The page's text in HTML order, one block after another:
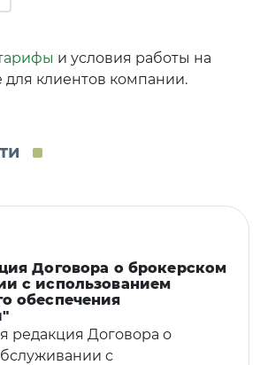
и условия работы на
клиентов компании.
Договора о брокерском
с использованием
обеспечения
редакция Договора о
с